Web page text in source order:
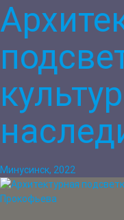
Минусинск, 2022